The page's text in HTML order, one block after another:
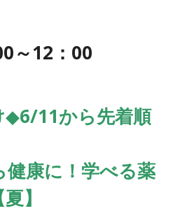
～12：00
◆6/11から先着順
康に！学べる薬
】